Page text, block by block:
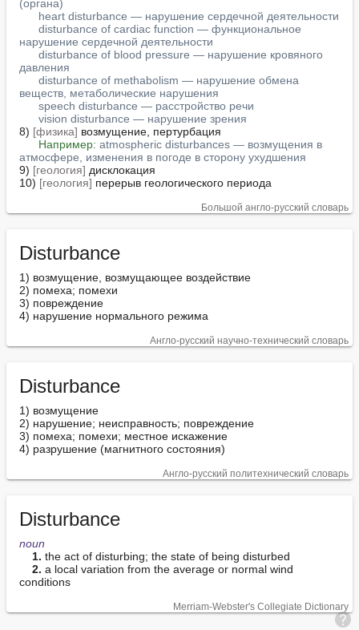
(органа)
heart disturbance — нарушение сердечной деятельности
disturbance of cardiac function — функциональное
нарушение сердечной деятельности
disturbance of blood pressure — нарушение кровяного
давления
disturbance of methabolism — нарушение обмена
веществ, метаболические нарушения
speech disturbance — расстройство речи
vision disturbance — нарушение зрения
8) [физика] возмущение, пертурбация
Например: atmospheric disturbances — возмущения в
атмосфере, изменения в погоде в сторону ухудшения
9) [геология] дисклокация
10) [геология] перерыв геологического периода
Большой англо-русский словарь
Disturbance
1) возмущение, возмущающее воздействие
2) помеха; помехи
3) повреждение
4) нарушение нормального режима
Англо-русский научно-технический словарь
Disturbance
1) возмущение
2) нарушение; неисправность; повреждение
3) помеха; помехи; местное искажение
4) разрушение (магнитного состояния)
Англо-русский политехнический словарь
Disturbance
noun
1. the act of disturbing; the state of being disturbed
2. a local variation from the average or normal wind
conditions
Merriam-Webster's Collegiate Dictionary